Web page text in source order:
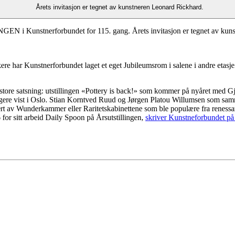
Årets invitasjon er tegnet av kunstneren Leonard Rickhard.
i Kunstnerforbundet for 115. gang. Årets invitasjon er tegnet av
har Kunstnerforbundet laget et eget Jubileumsrom i salene i andre
satsning: utstillingen «Pottery is back!» som kommer på nyåret med
vist i Oslo. Stian Korntved Ruud og Jørgen Platou Willumsen som
av Wunderkammer eller Raritetskabinettene som ble populære fra
sitt arbeid Daily Spoon på Årsutstillingen, skriver Kunstneforbundet på